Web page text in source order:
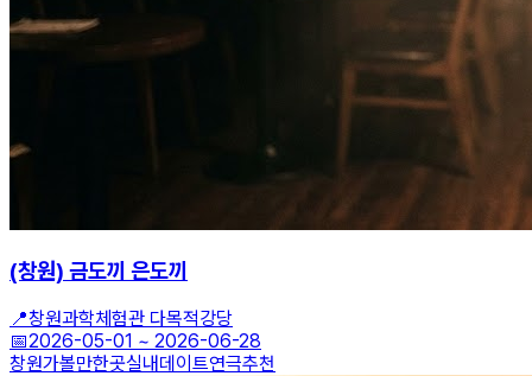
(창원) 금도끼 은도끼
📍창원과학체험관 다목적강당
📅2026-05-01 ~ 2026-06-28
창원가볼만한곳실내데이트연극추천